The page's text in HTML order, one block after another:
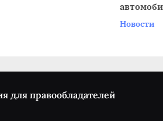
автомобиля: пошаговая инструкция
для правообладателей